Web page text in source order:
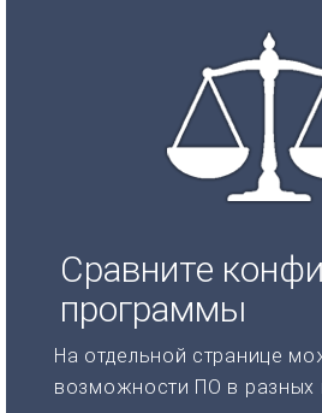
Сравните
программы
На отдельной странице
возможности ПО в разных